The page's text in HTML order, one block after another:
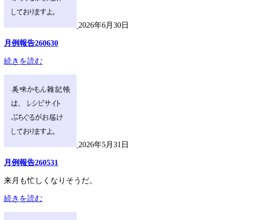
2026年6月30日
月例報告260630
続きを読む
2026年5月31日
月例報告260531
来月も忙しくなりそうだ。
続きを読む